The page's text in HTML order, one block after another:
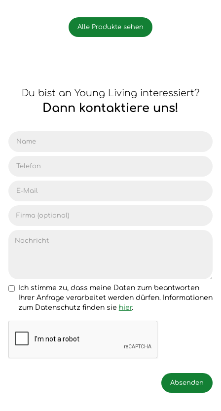
Alle Produkte sehen
Du bist an Young Living interessiert?
Dann kontaktiere uns!
Ich stimme zu, dass meine Daten zum beantworten
Ihrer Anfrage verarbeitet werden dürfen. Informationen
zum Datenschutz finden sie hier.